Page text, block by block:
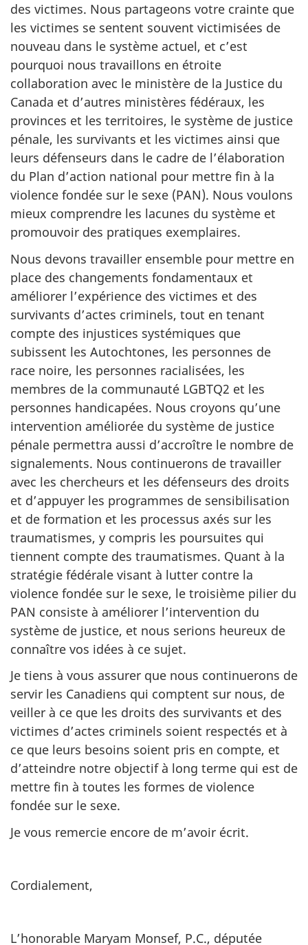
des victimes. Nous partageons votre crainte que
les victimes se sentent souvent victimisées de
nouveau dans le système actuel, et c’est
pourquoi nous travaillons en étroite
collaboration avec le ministère de la Justice du
Canada et d’autres ministères fédéraux, les
provinces et les territoires, le système de justice
pénale, les survivants et les victimes ainsi que
leurs défenseurs dans le cadre de l’élaboration
du Plan d’action national pour mettre fin à la
violence fondée sur le sexe (PAN). Nous voulons
mieux comprendre les lacunes du système et
promouvoir des pratiques exemplaires.
Nous devons travailler ensemble pour mettre en
place des changements fondamentaux et
améliorer l’expérience des victimes et des
survivants d’actes criminels, tout en tenant
compte des injustices systémiques que
subissent les Autochtones, les personnes de
race noire, les personnes racialisées, les
membres de la communauté LGBTQ2 et les
personnes handicapées. Nous croyons qu’une
intervention améliorée du système de justice
pénale permettra aussi d’accroître le nombre de
signalements. Nous continuerons de travailler
avec les chercheurs et les défenseurs des droits
et d’appuyer les programmes de sensibilisation
et de formation et les processus axés sur les
traumatismes, y compris les poursuites qui
tiennent compte des traumatismes. Quant à la
stratégie fédérale visant à lutter contre la
violence fondée sur le sexe, le troisième pilier du
PAN consiste à améliorer l’intervention du
système de justice, et nous serions heureux de
connaître vos idées à ce sujet.
Je tiens à vous assurer que nous continuerons de
servir les Canadiens qui comptent sur nous, de
veiller à ce que les droits des survivants et des
victimes d’actes criminels soient respectés et à
ce que leurs besoins soient pris en compte, et
d’atteindre notre objectif à long terme qui est de
mettre fin à toutes les formes de violence
fondée sur le sexe.
Je vous remercie encore de m’avoir écrit.
Cordialement,
L’honorable Maryam Monsef, P.C., députée